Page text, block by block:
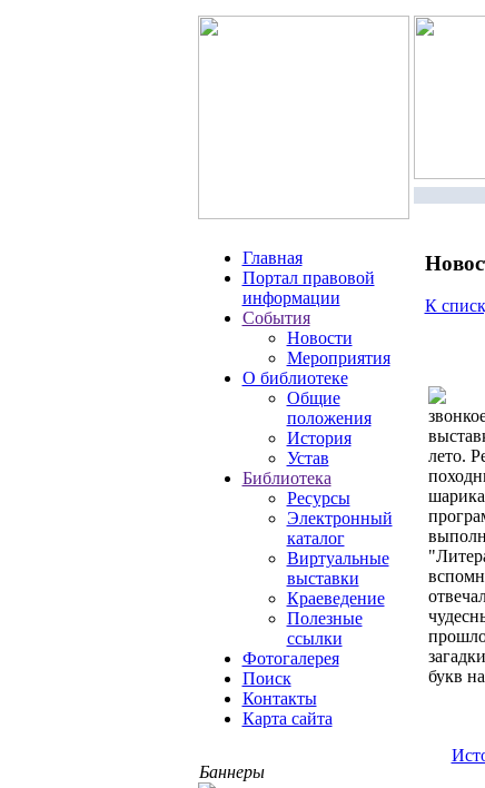
Главная
Портал правовой
информации
События
Новости
Мероприятия
О библиотеке
Общие
положения
История
Устав
Библиотека
Ресурсы
Электронный
каталог
Виртуальные
выставки
Краеведение
Полезные
ссылки
Фотогалерея
Поиск
Контакты
Карта сайта
Баннеры
К
лето.
букв